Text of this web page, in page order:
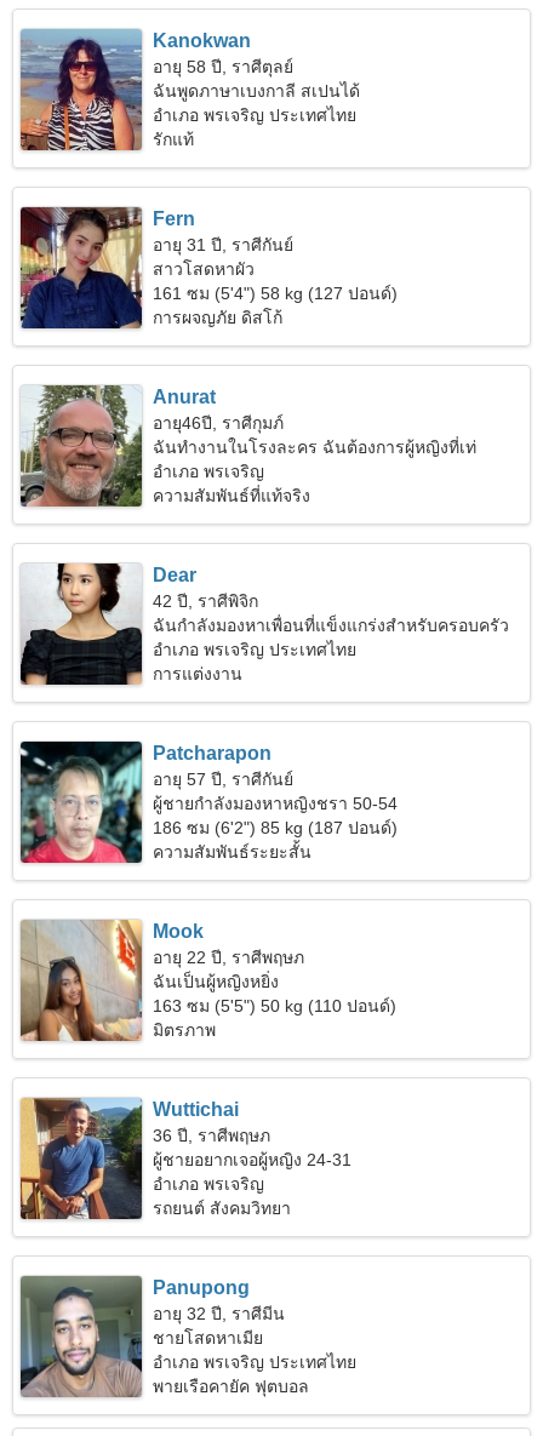
Kanokwan
อายุ 58 ปี, ราศีตุลย์
ฉันพูดภาษาเบงกาลี สเปนได้
อำเภอ พรเจริญ ประเทศไทย
รักแท้
Fern
อายุ 31 ปี, ราศีกันย์
สาวโสดหาผัว
161 ซม (5'4") 58 kg (127 ปอนด์)
การผจญภัย ดิสโก้
Anurat
อายุ46ปี, ราศีกุมภ์
ฉันทำงานในโรงละคร ฉันต้องการผู้หญิงที่เท่
อำเภอ พรเจริญ
ความสัมพันธ์ที่แท้จริง
Dear
42 ปี, ราศีพิจิก
ฉันกำลังมองหาเพื่อนที่แข็งแกร่งสำหรับครอบครัว
อำเภอ พรเจริญ ประเทศไทย
การแต่งงาน
Patcharapon
อายุ 57 ปี, ราศีกันย์
ผู้ชายกำลังมองหาหญิงชรา 50-54
186 ซม (6'2") 85 kg (187 ปอนด์)
ความสัมพันธ์ระยะสั้น
Mook
อายุ 22 ปี, ราศีพฤษภ
ฉันเป็นผู้หญิงหยิ่ง
163 ซม (5'5") 50 kg (110 ปอนด์)
มิตรภาพ
Wuttichai
36 ปี, ราศีพฤษภ
ผู้ชายอยากเจอผู้หญิง 24-31
อำเภอ พรเจริญ
รถยนต์ สังคมวิทยา
Panupong
อายุ 32 ปี, ราศีมีน
ชายโสดหาเมีย
อำเภอ พรเจริญ ประเทศไทย
พายเรือคายัค ฟุตบอล